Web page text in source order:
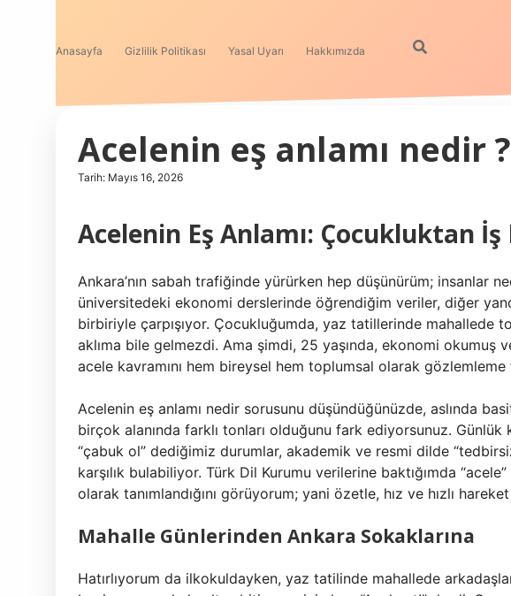
Anasayfa Gizlilik Politikası Yasal Uyarı Hakkımızda
Acelenin eş anlamı nedir ?
Tarih: Mayıs 16, 2026
Acelenin Eş Anlamı: Çocukluktan
Ankara’nın sabah trafiğinde yürürken hep düşünürüm; insanlar
üniversitedeki ekonomi derslerinde öğrendiğim veriler, diğer
birbiriyle çarpışıyor. Çocukluğumda, yaz tatillerinde mahallede
aklıma bile gelmezdi. Ama şimdi, 25 yaşında, ekonomi okumuş
acele kavramını hem bireysel hem toplumsal olarak gözlemleme
Acelenin eş anlamı nedir sorusunu düşündüğünüzde, aslında
birçok alanında farklı tonları olduğunu fark ediyorsunuz. Günlük
“çabuk ol” dediğimiz durumlar, akademik ve resmi dilde
karşılık bulabiliyor. Türk Dil Kurumu verilerine baktığımda
olarak tanımlandığını görüyorum; yani özetle, hız ve hızlı
Mahalle Günlerinden Ankara Sokaklarına
Hatırlıyorum da ilkokuldayken, yaz tatilinde mahallede